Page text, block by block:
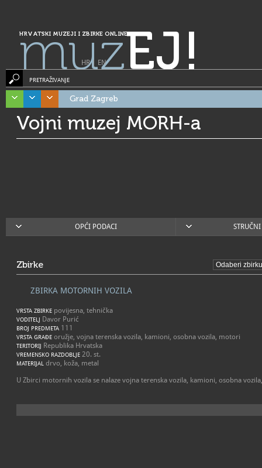
HRVATSKI MUZEJI I ZBIRKE ONLINE
muzEJ!
HR| EN
PRETRAŽIVANJE
Grad Zagreb
Vojni muzej MORH-a
OPĆI PODACI
Zbirke
ZBIRKA MOTORNIH VOZILA
VRSTA ZBIRKE povijesna, tehnička
VODITELJ Davor Purić
BROJ PREDMETA 111
VRSTA GRAĐE oružje, vojna terenska vozila, kamioni, osobna vozila, motori
TERITORIJ Republika Hrvatska
VREMENSKO RAZDOBLJE 20. st.
MATERIJAL drvo, koža, metal
U Zbirci motornih vozila se nalaze vojna terenska vozila, kamioni, osobna